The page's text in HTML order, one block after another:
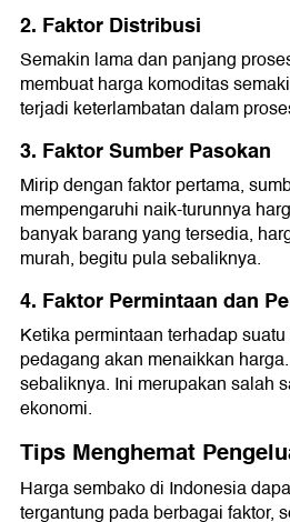
2. Faktor Distribusi
Semakin lama dan panjang
membuat harga komoditas
terjadi keterlambatan dalam
3. Faktor Sumber Pasokan
Mirip dengan faktor pertama,
mempengaruhi naik-turunnya
banyak barang yang tersedia,
murah, begitu pula sebaliknya.
4. Faktor Permintaan dan
Ketika permintaan terhadap
pedagang akan menaikkan
sebaliknya. Ini merupakan salah
ekonomi.
Tips Menghemat
Harga sembako di Indonesia
tergantung pada berbagai faktor,